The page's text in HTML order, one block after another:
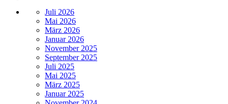
Juli 2026
Mai 2026
März 2026
Januar 2026
November 2025
September 2025
Juli 2025
Mai 2025
März 2025
Januar 2025